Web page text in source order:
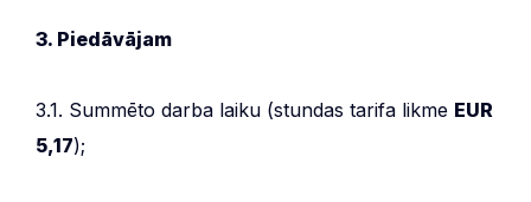
3. Piedāvājam
3.1. Summēto darba laiku (stundas tarifa likme EUR
5,17);